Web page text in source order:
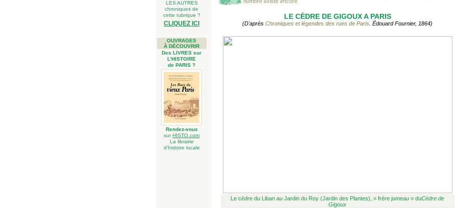
LES AUTRES
chroniques de
cette rubrique ?
CLIQUEZ ICI
OUVRAGES
À DÉCOUVRIR
Des LIVRES sur
L'HISTOIRE
de PARIS ?
Rendez-vous
surHISTO.com
La librairie
d'histoire locale
LE CÈDRE DE GIGOUX A PARIS
(D'après Chroniques et légendes des rues de Paris . Édouard Fournier, 1864)
Le cèdre du Liban au Jardin du Roy (Jardin des Plantes), « frère jumeau » duCèdre de
Gigoux